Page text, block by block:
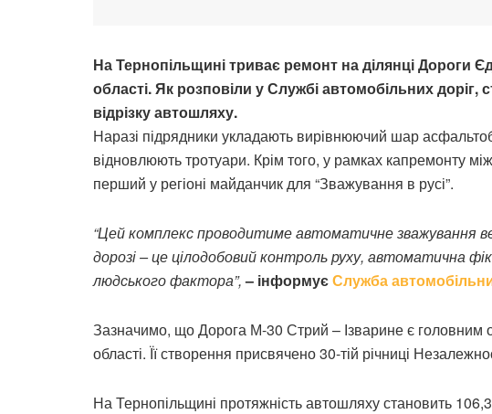
На Тернопільщині триває ремонт на ділянці Дороги
області. Як розповіли у Службі автомобільних
відрізку автошляху.
Наразі підрядники укладають вирівнюючий шар
відновлюють тротуари. Крім того, у рамках капремонту
перший у регіоні майданчик для “Зважування в русі”.
“Цей комплекс проводитиме автоматичне зважування
дорозі – це цілодобовий контроль руху, автоматична
людського фактора”, – інформуєСлужба
Зазначимо, що Дорога М-30 Стрий – Ізварине є головним
області. Її створення присвячено 30-тій річниці
На Тернопільщині протяжність автошляху становить